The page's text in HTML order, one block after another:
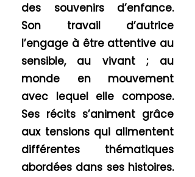
des souvenirs d’enfance.
Son travail d’autrice
l’engage à être attentive au
sensible, au vivant ; au
monde en mouvement
avec lequel elle compose.
Ses récits s’animent grâce
aux tensions qui alimentent
différentes thématiques
abordées dans ses histoires.